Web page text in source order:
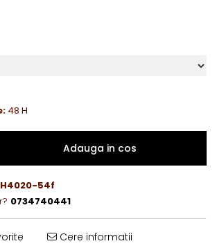
48 H
Adauga in cos
54f
0734740441
Cere informatii